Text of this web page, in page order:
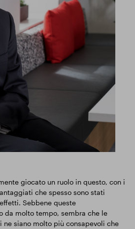
giocato un ruolo in questo, con i
che spesso sono stati
Sebbene queste
da molto tempo, sembra che le
ne siano molto più consapevoli che